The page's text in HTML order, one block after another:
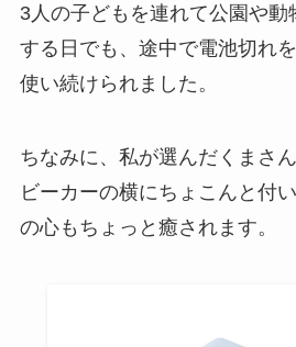
3人の子どもを連れて公園や動
する日でも、途中で電池切れ
使い続けられました。
ちなみに、私が選んだくまさ
ビーカーの横にちょこんと付
の心もちょっと癒されます。